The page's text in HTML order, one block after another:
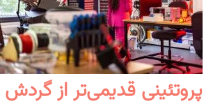
پروتئینی قدیمی‌تر از